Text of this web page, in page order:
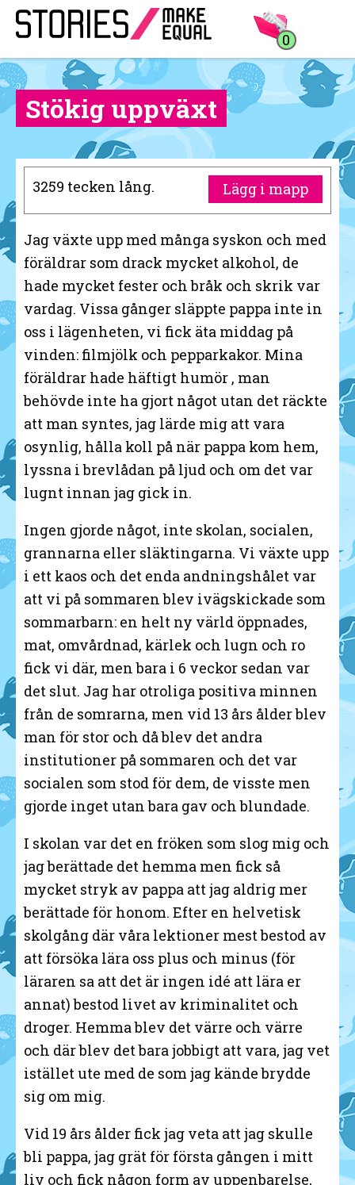
0
Stökig uppväxt
Lägg i mapp
3259 tecken lång.
Jag växte upp med många syskon och med
föräldrar som drack mycket alkohol, de
hade mycket fester och bråk och skrik var
vardag. Vissa gånger släppte pappa inte in
oss i lägenheten, vi fick äta middag på
vinden: filmjölk och pepparkakor. Mina
föräldrar hade häftigt humör , man
behövde inte ha gjort något utan det räckte
att man syntes, jag lärde mig att vara
osynlig, hålla koll på när pappa kom hem,
lyssna i brevlådan på ljud och om det var
lugnt innan jag gick in.
Ingen gjorde något, inte skolan, socialen,
grannarna eller släktingarna. Vi växte upp
i ett kaos och det enda andningshålet var
att vi på sommaren blev ivägskickade som
sommarbarn: en helt ny värld öppnades,
mat, omvårdnad, kärlek och lugn och ro
fick vi där, men bara i 6 veckor sedan var
det slut. Jag har otroliga positiva minnen
från de somrarna, men vid 13 års ålder blev
man för stor och då blev det andra
institutioner på sommaren och det var
socialen som stod för dem, de visste men
gjorde inget utan bara gav och blundade.
I skolan var det en fröken som slog mig och
jag berättade det hemma men fick så
mycket stryk av pappa att jag aldrig mer
berättade för honom. Efter en helvetisk
skolgång där våra lektioner mest bestod av
att försöka lära oss plus och minus (för
läraren sa att det är ingen idé att lära er
annat) bestod livet av kriminalitet och
droger. Hemma blev det värre och värre
och där blev det bara jobbigt att vara, jag vet
istället ute med de som jag kände brydde
sig om mig.
Vid 19 års ålder fick jag veta att jag skulle
bli pappa, jag grät för första gången i mitt
liv och fick någon form av uppenbarelse,